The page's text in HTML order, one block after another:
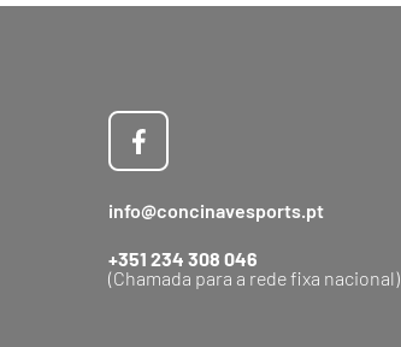
info@concinavesports.pt
+351 234 308 046
(Chamada para a rede fixa nacional)